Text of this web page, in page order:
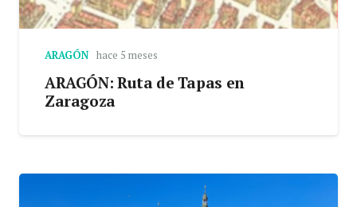
ARAGÓN hace 5 meses
ARAGÓN: Ruta de Tapas en
Zaragoza